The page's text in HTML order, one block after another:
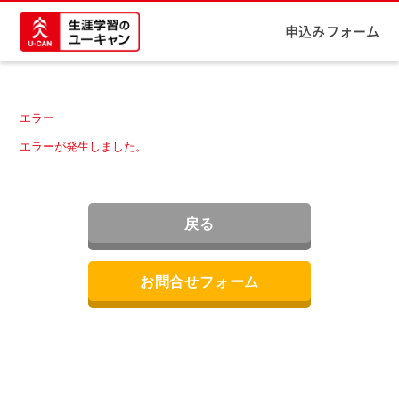
申込みフォーム
エラー
エラーが発生しました。
戻る
お問合せフォーム